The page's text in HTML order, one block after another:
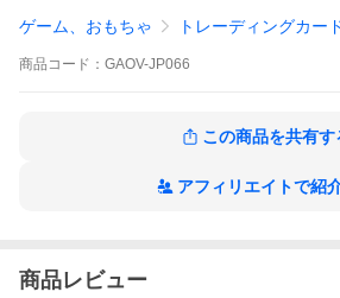
ゲーム、おもちゃ トレーディングカー
商品 コード： GAOV-JP066
この商品を共有す
アフィリエイトで紹
商品レビュー